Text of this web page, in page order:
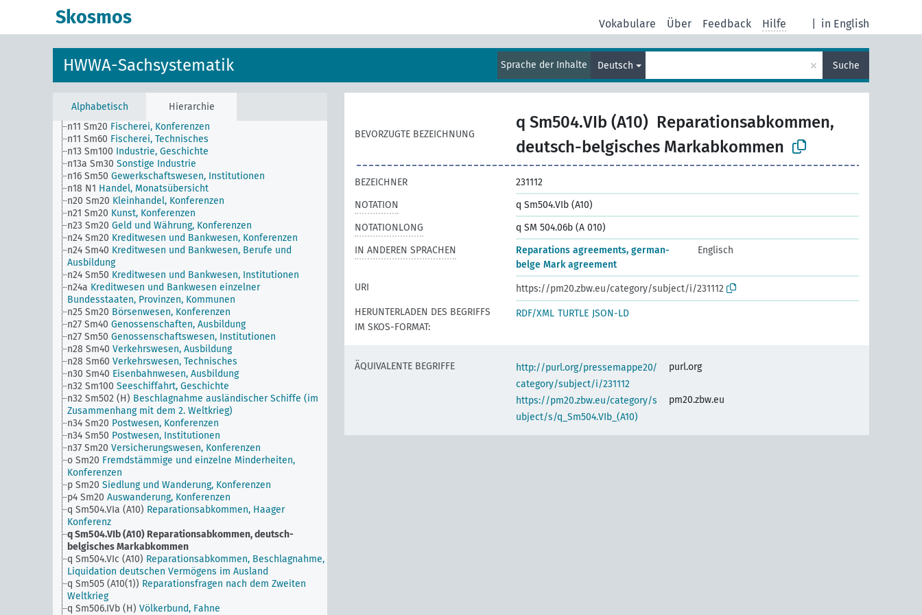
Skosmos in English
Vokabulare Über Feedback Hilfe
HWWA-Sachsystematik Sprache der Inhalte Deutsch × Suche
Alphabetisch Hierarchie
i1 Sm40 Gerichtsverfassung, Berufe und Ausbildung
l5 Sm20 Sanitätswesen, Konferenzen
Ständischer Aufbau (Italien)
n1 Sm501 (H) Planung für die internationale
Nachkriegswirtschaft
n11 Sm20 Fischerei, Konferenzen
n11 Sm60 Fischerei, Technisches
n13 Sm100 Industrie, Geschichte
n13a Sm30 Sonstige Industrie
n16 Sm50 Gewerkschaftswesen, Institutionen
n18 N1 Handel, Monatsübersicht
n20 Sm20 Kleinhandel, Konferenzen
n21 Sm20 Kunst, Konferenzen
n23 Sm20 Geld und Währung, Konferenzen
n24 Sm20 Kreditwesen und Bankwesen, Konferenzen
n24 Sm40 Kreditwesen und Bankwesen, Berufe und
Ausbildung
n24 Sm50 Kreditwesen und Bankwesen, Institutionen
n24a Kreditwesen und Bankwesen einzelner
Bundesstaaten, Provinzen, Kommunen
n25 Sm20 Börsenwesen, Konferenzen
n27 Sm40 Genossenschaften, Ausbildung
n27 Sm50 Genossenschaftswesen, Institutionen
n28 Sm40 Verkehrswesen, Ausbildung
n28 Sm60 Verkehrswesen, Technisches
n30 Sm40 Eisenbahnwesen, Ausbildung
n32 Sm100 Seeschiffahrt, Geschichte
n32 Sm502 (H) Beschlagnahme ausländischer Schiffe (im
Zusammenhang mit dem 2. Weltkrieg)
n34 Sm20 Postwesen, Konferenzen
n34 Sm50 Postwesen, Institutionen
n37 Sm20 Versicherungswesen, Konferenzen
o Sm20 Fremdstämmige und einzelne Minderheiten,
Konferenzen
p Sm20 Siedlung und Wanderung, Konferenzen
p4 Sm20 Auswanderung, Konferenzen
q Sm504.VIa (A10) Reparationsabkommen, Haager
Konferenz
q Sm504.VIb (A10) Reparationsabkommen, deutsch-
belgisches Markabkommen
q Sm504.VIc (A10) Reparationsabkommen, Beschlagnahme,
Liquidation deutschen Vermögens im Ausland
q Sm505 (A10(1)) Reparationsfragen nach dem Zweiten
Weltkrieg
q Sm506.IVb (H) Völkerbund, Fahne
BEVORZUGTE BEZEICHNUNG
q Sm504.VIb (A10) Reparationsabkommen,
deutsch-belgisches Markabkommen
BEZEICHNER
231112
NOTATION
q Sm504.VIb (A10)
NOTATIONLONG
q SM 504.06b (A 010)
IN ANDEREN SPRACHEN
Reparations agreements, german-
belge Mark agreement
Englisch
URI
https://pm20.zbw.eu/category/subject/i/231112
HERUNTERLADEN DES BEGRIFFS
IM SKOS-FORMAT:
RDF/XML TURTLE JSON-LD
ÄQUIVALENTE BEGRIFFE
http://purl.org/pressemappe20/
category/subject/i/231112
purl.org
https://pm20.zbw.eu/category/s
ubject/s/q_Sm504.VIb_(A10)
pm20.zbw.eu